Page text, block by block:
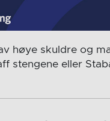
høye skuldre og
stengene eller